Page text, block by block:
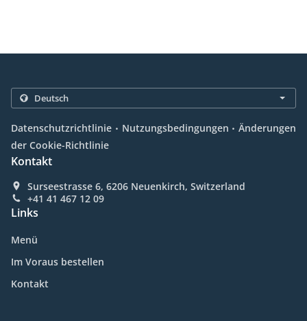
Datenschutzrichtlinie . Nutzungsbedingungen . Änderungen
der Cookie-Richtlinie
Kontakt
Surseestrasse 6, 6206 Neuenkirch, Switzerland
+41 41 467 12 09
Links
Menü
Im Voraus bestellen
Kontakt